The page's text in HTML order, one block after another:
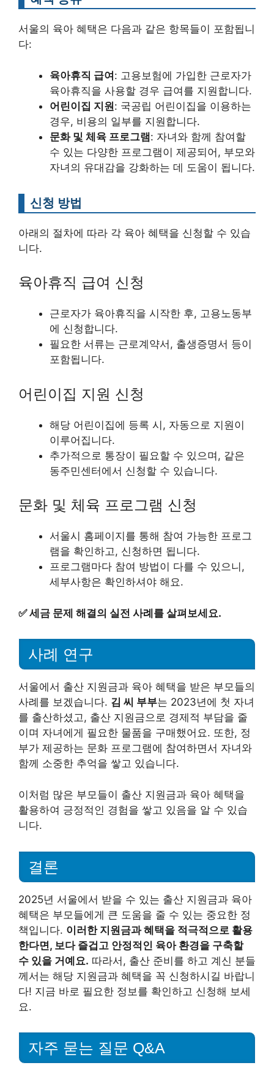
서울의 육아 혜택은 다음과 같은 항목들이 포함됩니
다:
육아휴직 급여: 고용보험에 가입한 근로자가
육아휴직을 사용할 경우 급여를 지원합니다.
어린이집 지원: 국공립 어린이집을 이용하는
경우, 비용의 일부를 지원합니다.
문화 및 체육 프로그램: 자녀와 함께 참여할
수 있는 다양한 프로그램이 제공되어, 부모와
자녀의 유대감을 강화하는 데 도움이 됩니다.
신청 방법
아래의 절차에 따라 각 육아 혜택을 신청할 수 있습
니다.
육아휴직 급여 신청
근로자가 육아휴직을 시작한 후, 고용노동부
에 신청합니다.
필요한 서류는 근로계약서, 출생증명서 등이
포함됩니다.
어린이집 지원 신청
해당 어린이집에 등록 시, 자동으로 지원이
이루어집니다.
추가적으로 통장이 필요할 수 있으며, 같은
동주민센터에서 신청할 수 있습니다.
문화 및 체육 프로그램 신청
서울시 홈페이지를 통해 참여 가능한 프로그
램을 확인하고, 신청하면 됩니다.
프로그램마다 참여 방법이 다를 수 있으니,
세부사항은 확인하셔야 해요.
✅세금 문제 해결의 실전 사례를 살펴보세요.
사례 연구
서울에서 출산 지원금과 육아 혜택을 받은 부모들의
사례를 보겠습니다. 김 씨 부부는 2023년에 첫 자녀
를 출산하셨고, 출산 지원금으로 경제적 부담을 줄
이며 자녀에게 필요한 물품을 구매했어요. 또한, 정
부가 제공하는 문화 프로그램에 참여하면서 자녀와
함께 소중한 추억을 쌓고 있습니다.
이처럼 많은 부모들이 출산 지원금과 육아 혜택을
활용하여 긍정적인 경험을 쌓고 있음을 알 수 있습
니다.
결론
2025년 서울에서 받을 수 있는 출산 지원금과 육아
혜택은 부모들에게 큰 도움을 줄 수 있는 중요한 정
책입니다. 이러한 지원금과 혜택을 적극적으로 활용
한다면, 보다 즐겁고 안정적인 육아 환경을 구축할
수 있을 거예요. 따라서, 출산 준비를 하고 계신 분들
께서는 해당 지원금과 혜택을 꼭 신청하시길 바랍니
다! 지금 바로 필요한 정보를 확인하고 신청해 보세
요.
자주 묻는 질문 Q&A